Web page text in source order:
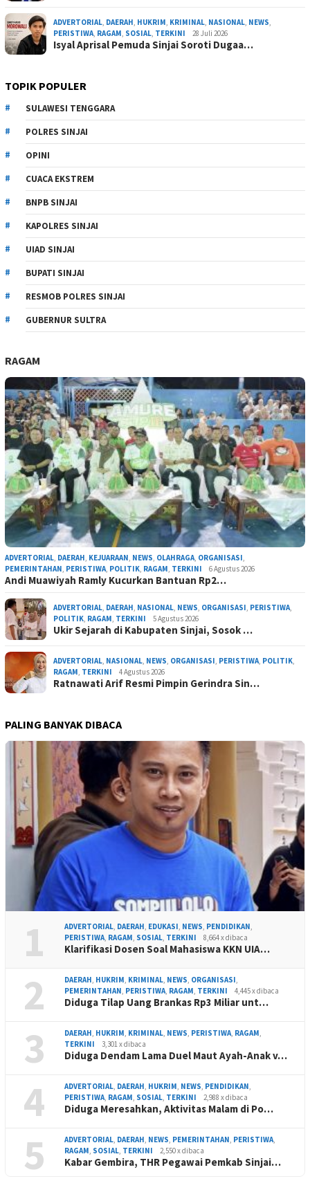
ADVERTORIAL, DAERAH, HUKRIM, KRIMINAL, NASIONAL, NEWS,
PERISTIWA, RAGAM, SOSIAL, TERKINI 28 Juli 2026
Isyal Aprisal Pemuda Sinjai Soroti Dugaa…
TOPIK POPULER
SULAWESI TENGGARA
POLRES SINJAI
OPINI
CUACA EKSTREM
BNPB SINJAI
KAPOLRES SINJAI
UIAD SINJAI
BUPATI SINJAI
RESMOB POLRES SINJAI
GUBERNUR SULTRA
RAGAM
ADVERTORIAL, DAERAH, KEJUARAAN, NEWS, OLAHRAGA, ORGANISASI,
PEMERINTAHAN, PERISTIWA, POLITIK, RAGAM, TERKINI 6 Agustus 2026
Andi Muawiyah Ramly Kucurkan Bantuan Rp2…
ADVERTORIAL, DAERAH, NASIONAL, NEWS, ORGANISASI, PERISTIWA,
POLITIK, RAGAM, TERKINI 5 Agustus 2026
Ukir Sejarah di Kabupaten Sinjai, Sosok …
ADVERTORIAL, NASIONAL, NEWS, ORGANISASI, PERISTIWA, POLITIK,
RAGAM, TERKINI 4 Agustus 2026
Ratnawati Arif Resmi Pimpin Gerindra Sin…
PALING BANYAK DIBACA
1 ADVERTORIAL, DAERAH, EDUKASI, NEWS, PENDIDIKAN,
PERISTIWA, RAGAM, SOSIAL, TERKINI 8,664 x dibaca
Klarifikasi Dosen Soal Mahasiswa KKN UIA…
2 DAERAH, HUKRIM, KRIMINAL, NEWS, ORGANISASI,
PEMERINTAHAN, PERISTIWA, RAGAM, TERKINI 4,445 x dibaca
Diduga Tilap Uang Brankas Rp3 Miliar unt…
3 DAERAH, HUKRIM, KRIMINAL, NEWS, PERISTIWA, RAGAM,
TERKINI
3,301 x dibaca
Diduga Dendam Lama Duel Maut Ayah-Anak v…
4 ADVERTORIAL, DAERAH, HUKRIM, NEWS, PENDIDIKAN,
PERISTIWA, RAGAM, SOSIAL, TERKINI 2,988 x dibaca
Diduga Meresahkan, Aktivitas Malam di Po…
5 ADVERTORIAL, DAERAH, NEWS, PEMERINTAHAN, PERISTIWA,
RAGAM, SOSIAL, TERKINI 2,550 x dibaca
Kabar Gembira, THR Pegawai Pemkab Sinjai…